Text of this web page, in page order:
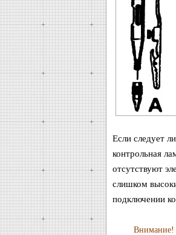
Если следует
контрольная
отсутствуют
слишком
подключении
Внимание!